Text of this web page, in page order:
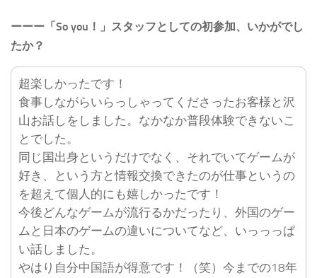
ーーー「So you！」スタッフとしての初参加、いかがでし
たか？
超楽しかったです！
食事しながらいらっしゃってくださったお客様と沢
山お話しをしました。なかなか普段体験できないこ
とでした。
同じ国出身というだけでなく、それでいてゲームが
好き、という方と情報交換できたのが仕事というの
を超えて個人的にも嬉しかったです！
今後どんなゲームが流行るかだったり、外国のゲー
ムと日本のゲームの違いについてなど、いっっっぱ
い話しました。
やはり自分中国語が得意です！（笑）今までの18年